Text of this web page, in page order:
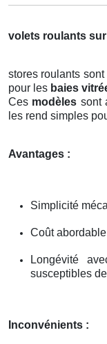
volets roulants
stores roulants
pour les baies
Ces modèles sont
les rend simples
Avantages :
Simplicité
Coût
Longévité
susceptibles
Inconvénients :